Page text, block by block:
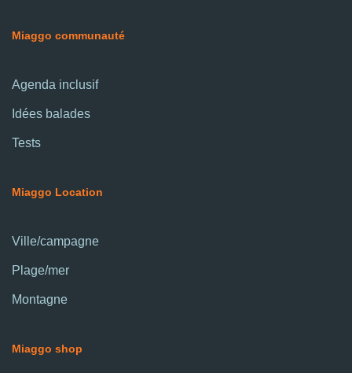
Miaggo communauté
Agenda inclusif
Idées balades
Tests
Miaggo Location
Ville/campagne
Plage/mer
Montagne
Miaggo shop